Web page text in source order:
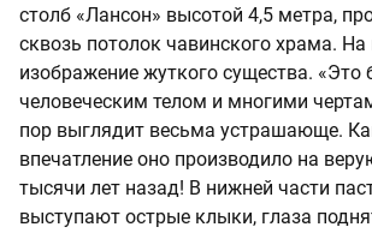
столб «Лансон» высотой 4,5 метра,
сквозь потолок чавинского храма.
изображение жуткого существа. «Это
человеческим телом и многими
пор выглядит весьма устрашающе.
впечатление оно производило на
тысячи лет назад! В нижней части
выступают острые клыки, глаза